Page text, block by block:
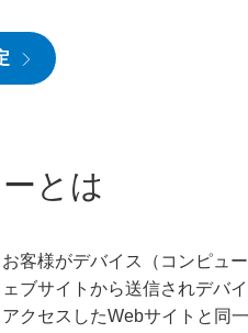
とは
客様がデバイス（コンピュ
ブサイトから送信されデバ
クセスしたWebサイトと同